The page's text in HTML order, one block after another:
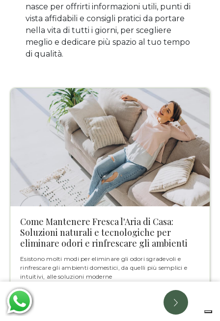
nasce per offrirti informazioni utili, punti di
vista affidabili e consigli pratici da portare
nella vita di tutti i giorni, per scegliere
meglio e dedicare più spazio al tuo tempo
di qualità.
Come Mantenere Fresca l'Aria di Casa:
Soluzioni naturali e tecnologiche per
eliminare odori e rinfrescare gli ambienti
Esistono molti modi per eliminare gli odori sgradevoli e
rinfrescare gli ambienti domestici, da quelli più semplici e
intuitivi, alle soluzioni moderne